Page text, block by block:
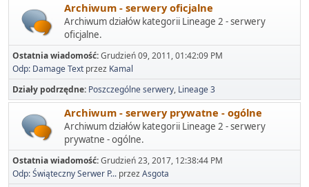
Archiwum - serwery oficjalne
Archiwum działów kategorii Lineage 2 - serwery
oficjalne.
Ostatnia wiadomość:Grudzień 09, 2011, 01:42:09 PM
Odp: Damage Text przez Kamal
Działy podrzędne Poszczególne serwery Lineage 3
Archiwum - serwery prywatne - ogólne
Archiwum działów kategorii Lineage 2 - serwery
prywatne - ogólne.
Ostatnia wiadomość:Grudzień 23, 2017, 12:38:44 PM
Odp: Świąteczny Serwer P... przezAsgota